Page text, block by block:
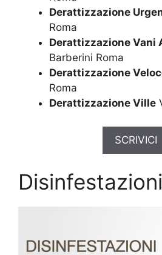
Derattizzazione
Roma
Derattizzazione Vani
Barberini Roma
Derattizzazione
Roma
Derattizzazione Ville
SCRIVICI
Disinfestazioni